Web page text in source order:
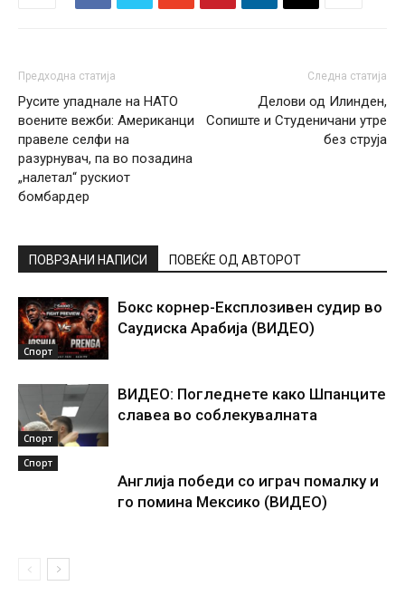
Предходна статија
Русите упаднале на НАТО
воените вежби: Американци
правеле селфи на
разурнувач, па во позадина
„налетал“ рускиот
бомбардер
Следна статија
Делови од Илинден,
Сопиште и Студеничани утре
без струја
ПОВРЗАНИ НАПИСИ ПОВЕЌЕ ОД АВТОРОТ
Спорт
Бокс корнер-Експлозивен судир во
Саудиска Арабија (ВИДЕО)
Спорт
ВИДЕО: Погледнете како Шпанците
славеа во соблекувалната
Спорт
Англија победи со играч помалку и
го помина Мексико (ВИДЕО)